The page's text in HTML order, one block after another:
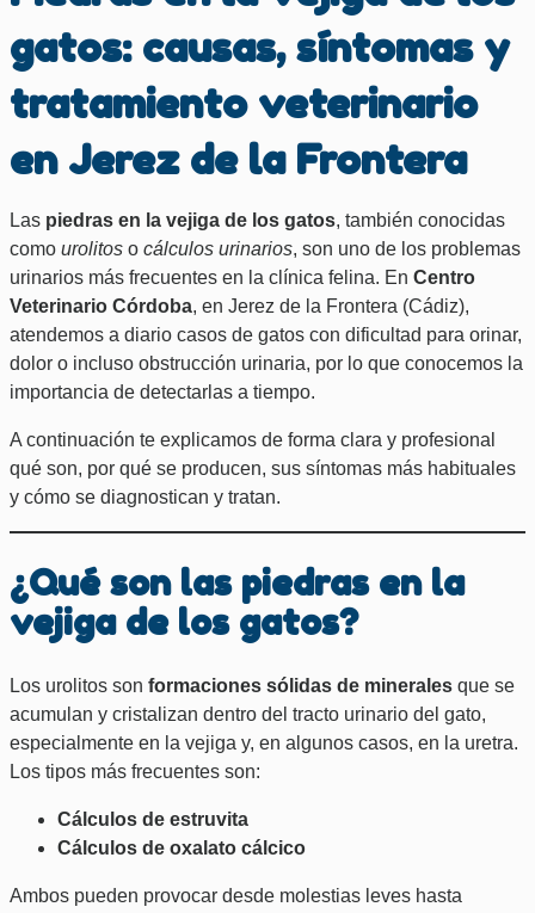
gatos: causas, síntomas y
tratamiento veterinario
en Jerez de la Frontera
Las piedras en la vejiga de los gatos, también conocidas
como urolitos o cálculos urinarios, son uno de los problemas
urinarios más frecuentes en la clínica felina. En Centro
Veterinario Córdoba, en Jerez de la Frontera (Cádiz),
atendemos a diario casos de gatos con dificultad para orinar,
dolor o incluso obstrucción urinaria, por lo que conocemos la
importancia de detectarlas a tiempo.
A continuación te explicamos de forma clara y profesional
qué son, por qué se producen, sus síntomas más habituales
y cómo se diagnostican y tratan.
¿Qué son las piedras en la
vejiga de los gatos?
Los urolitos son formaciones sólidas de minerales que se
acumulan y cristalizan dentro del tracto urinario del gato,
especialmente en la vejiga y, en algunos casos, en la uretra.
Los tipos más frecuentes son:
Cálculos de estruvita
Cálculos de oxalato cálcico
Ambos pueden provocar desde molestias leves hasta